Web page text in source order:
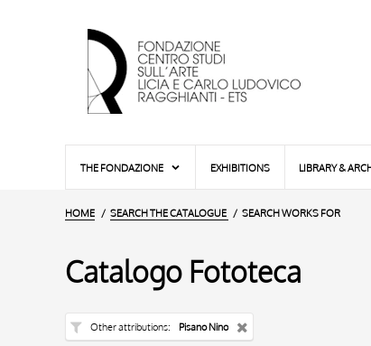
THE FONDAZIONE EXHIBITIONS LIBRARY &
HOME SEARCH THE CATALOGUE SEARCH WORKS FOR
Catalogo Fototeca
Other attributions Pisano Nino